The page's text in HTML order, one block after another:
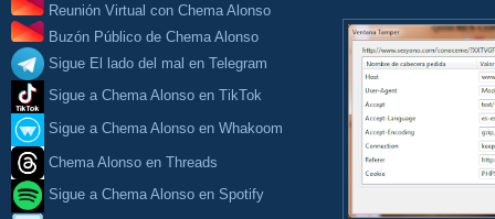
Reunión Virtual con Chema Alonso
Buzón Público de Chema Alonso
Sigue El lado del mal en Telegram
Sigue a Chema Alonso en TikTok
Sigue a Chema Alonso en Whakoom
Chema Alonso en Threads
Sigue a Chema Alonso en Spotify